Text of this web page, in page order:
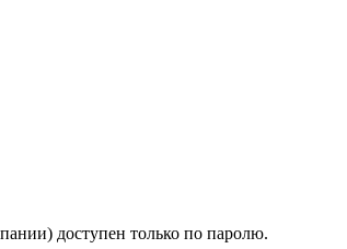
доступен только по паролю.